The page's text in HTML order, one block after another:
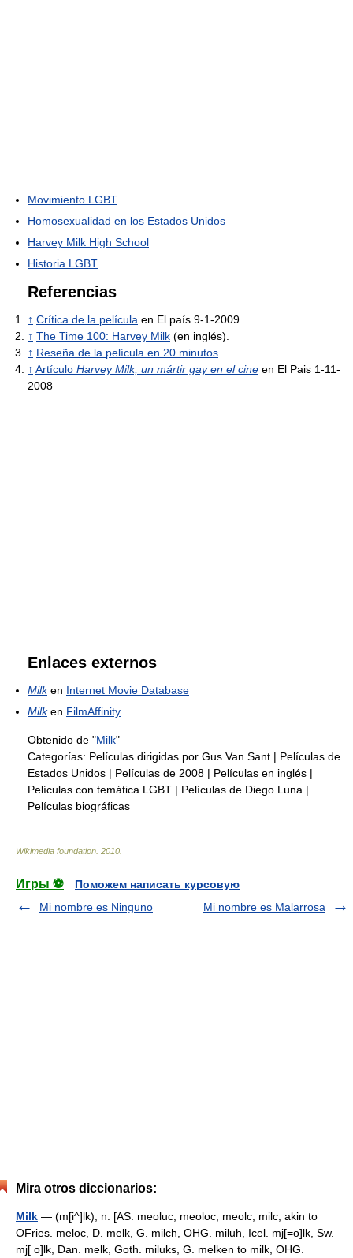
Movimiento LGBT
Homosexualidad en los Estados Unidos
Harvey Milk High School
Historia LGBT
Referencias
↑ Crítica de la película en El país 9-1-2009.
↑ The Time 100: Harvey Milk (en inglés).
↑ Reseña de la película en 20 minutos
↑ Artículo Harvey Milk, un mártir gay en el cine en El Pais 1-11-
2008
Enlaces externos
Milken Internet Movie Database
Milken FilmAffinity
Obtenido de "Milk"
Categorías: Películas dirigidas por Gus Van Sant | Películas de
Estados Unidos | Películas de 2008 | Películas en inglés |
Películas con temática LGBT | Películas de Diego Luna |
Películas biográficas
Wikimedia foundation 2010
Игры ⚽
Поможем написать курсовую
Mi nombre es Ninguno
Mi nombre es Malarrosa
Mira otros diccionarios:
Milk — (m[i^]lk), n. [AS. meoluc, meoloc, meolc, milc; akin to
OFries. meloc, D. melk, G. milch, OHG. miluh, Icel. mj[=o]lk, Sw.
mj[ o]lk, Dan. melk, Goth. miluks, G. melken to milk, OHG.